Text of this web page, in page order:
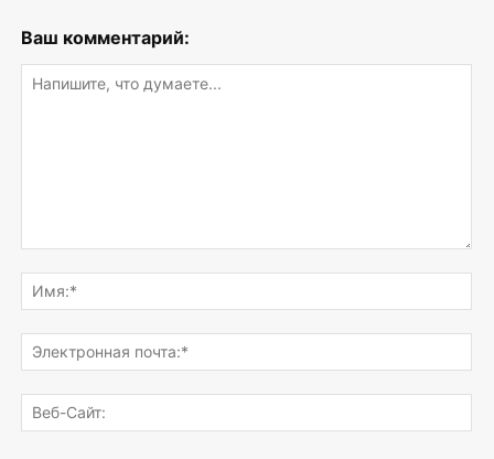
Ваш комментарий:
что
думаете...